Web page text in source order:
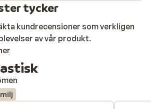
tycker
kundrecensioner som verkligen
av vår produkt.